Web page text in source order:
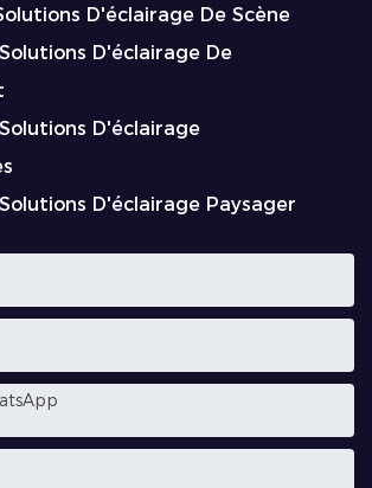
D'éclairage De Scène
D'éclairage De
D'éclairage
D'éclairage Paysager